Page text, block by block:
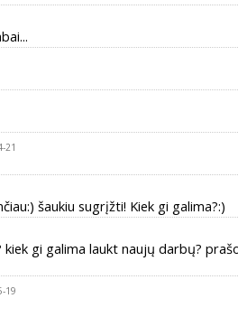
21
šaukiu sugrįžti! Kiek gi galima?:)
kiek gi galima laukt naujų darbų?
19